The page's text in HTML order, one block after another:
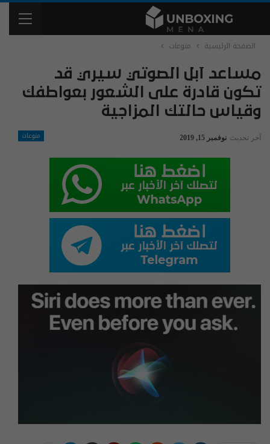
الصفحة الرئيسية منوعات
مساعد آبل الصوتي سيري قد
تكون قادرة على الشعور بعواطفك
وقياس حالتك المزاجية
منوعات آخر تحديث نوفمبر 15, 2019